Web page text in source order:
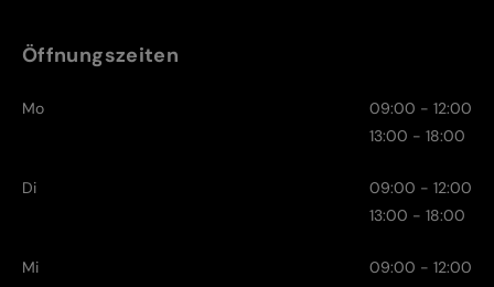
Öffnungszeiten
Mo
09:00 - 12:00
13:00 - 18:00
Di
09:00 - 12:00
13:00 - 18:00
Mi
09:00 - 12:00